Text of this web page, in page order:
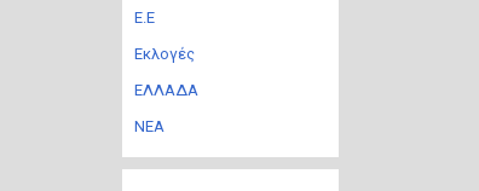
Ε.Ε
Εκλογές
ΕΛΛΑΔΑ
ΝΕΑ